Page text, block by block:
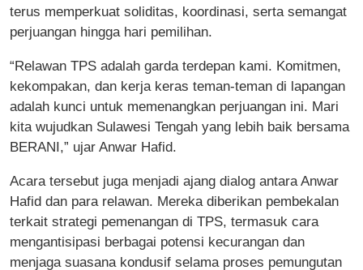
terus memperkuat soliditas, koordinasi, serta semangat
perjuangan hingga hari pemilihan.
“Relawan TPS adalah garda terdepan kami. Komitmen,
kekompakan, dan kerja keras teman-teman di lapangan
adalah kunci untuk memenangkan perjuangan ini. Mari
kita wujudkan Sulawesi Tengah yang lebih baik bersama
BERANI,” ujar Anwar Hafid.
Acara tersebut juga menjadi ajang dialog antara Anwar
Hafid dan para relawan. Mereka diberikan pembekalan
terkait strategi pemenangan di TPS, termasuk cara
mengantisipasi berbagai potensi kecurangan dan
menjaga suasana kondusif selama proses pemungutan